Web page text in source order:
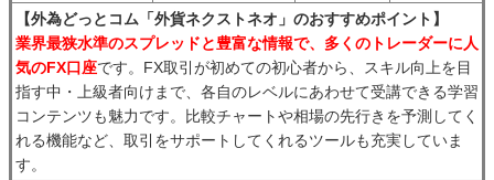
【外為どっとコム「外貨ネクストネオ」のおすすめポイント】
業界最狭水準のスプレッドと豊富な情報で、多くのトレーダーに人
気のFX口座です。FX取引が初めての初心者から、スキル向上を目
指す中・上級者向けまで、各自のレベルにあわせて受講できる学習
コンテンツも魅力です。比較チャートや相場の先行きを予測してく
れる機能など、取引をサポートしてくれるツールも充実していま
す。